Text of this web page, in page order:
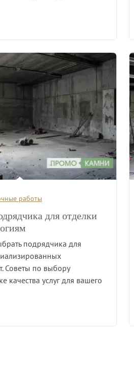
работы
для отделки
подрядчика для
Советы по выбору
качества услуг для вашего